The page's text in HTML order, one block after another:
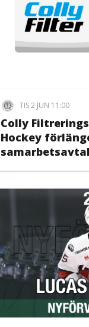
TIS 2 JUN 11:00
Colly
Hockey
samarbetsavtal